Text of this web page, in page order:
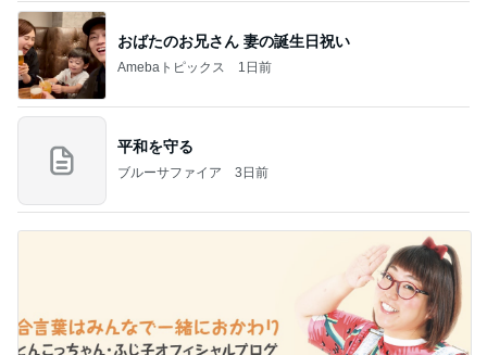
おばたのお兄さん 妻の誕生日祝い
Amebaトピックス 1日前
平和を守る
ブルーサファイア 3日前